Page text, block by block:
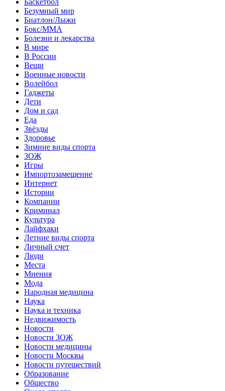
Баскетбол
Безумный мир
Биатлон/Лыжи
Бокс/MMA
Болезни и лекарства
В мире
В России
Вещи
Военные новости
Волейбол
Гаджеты
Дети
Дом и сад
Еда
Звёзды
Здоровье
Зимние виды спорта
ЗОЖ
Игры
Импортозамещение
Интернет
Истории
Компании
Криминал
Культура
Лайфхаки
Летние виды спорта
Личный счет
Люди
Места
Мнения
Мода
Народная медицина
Наука
Наука и техника
Недвижимость
Новости
Новости ЗОЖ
Новости медицины
Новости Москвы
Новости путешествий
Образование
Общество